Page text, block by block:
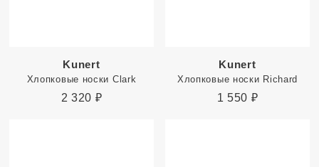
Kunert
Хлопковые носки Clark
2 320 ₽
Kunert
Хлопковые носки Richard
1 550 ₽